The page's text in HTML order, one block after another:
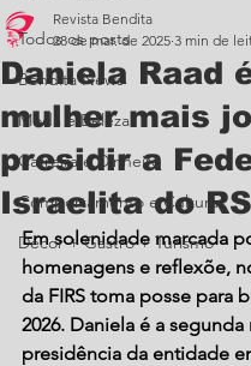
Todos os posts
Bendita News
Moda e Beleza
Carreira e Dinheiro
Comportamento e Cultura
Decor + Gastro + Turismo
Daniela Raad
mulher mais
presidir a
Israelita do RS
Revista Bendita
28 de mar. de 2025 3 min de
Em solenidade marcada
homenagens e reflexõe,
da FIRS toma posse para
2026. Daniela é a segunda
presidência da entidade